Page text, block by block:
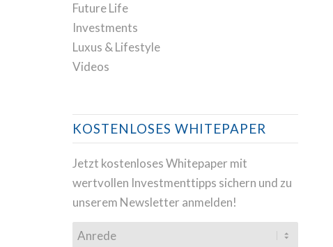
Future Life
Investments
Luxus & Lifestyle
Videos
KOSTENLOSES WHITEPAPER
Jetzt kostenloses Whitepaper mit
wertvollen Investmenttipps sichern und zu
unserem Newsletter anmelden!